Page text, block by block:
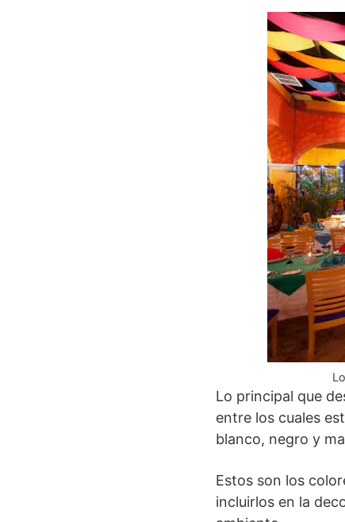
Lo principal que
entre los cuales
blanco, negro y
Estos son los
incluirlos en la